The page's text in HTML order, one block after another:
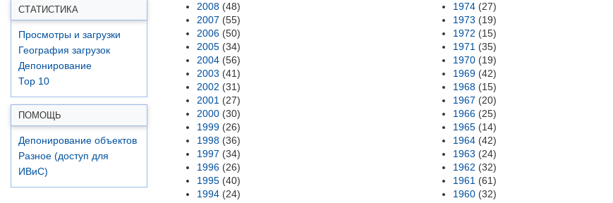
СТАТИСТИКА
Просмотры и загрузки
География загрузок
Депонирование
Top 10
ПОМОЩЬ
Депонирование объектов
Разное (доступ для
ИВиС)
2008 (48)
2007 (55)
2006 (50)
2005 (34)
2004 (56)
2003 (41)
2002 (31)
2001 (27)
2000 (30)
1999 (26)
1998 (36)
1997 (34)
1996 (26)
1995 (40)
1994 (24)
1974 (27)
1973 (19)
1972 (15)
1971 (35)
1970 (19)
1969 (42)
1968 (15)
1967 (20)
1966 (25)
1965 (14)
1964 (42)
1963 (24)
1962 (32)
1961 (61)
1960 (32)